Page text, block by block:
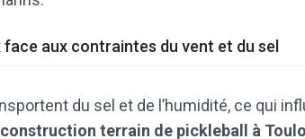
face aux contraintes du vent et du sel
du sel et de l’humidité, ce qui
construction terrain de pickleball à